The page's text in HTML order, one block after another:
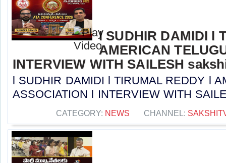
l SUDHIR DAMIDI l
AMERICAN
INTERVIEW WITH SAILESH
l SUDHIR DAMIDI l TIRUMAL REDDY l
ASSOCIATION l INTERVIEW WITH
CATEGORY: NEWS CHANNEL: